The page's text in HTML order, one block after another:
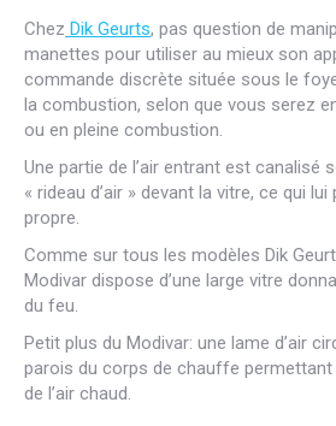
Chez Dik Geurts, pas question de
manettes pour utiliser au mieux son
commande discrète située sous le
la combustion, selon que vous serez
ou en pleine combustion.
Une partie de l’air entrant est canalisé
« rideau d’air » devant la vitre, ce qui
propre.
Comme sur tous les modèles Dik
Modivar dispose d’une large vitre
du feu.
Petit plus du Modivar: une lame d’air
parois du corps de chauffe
de l’air chaud.